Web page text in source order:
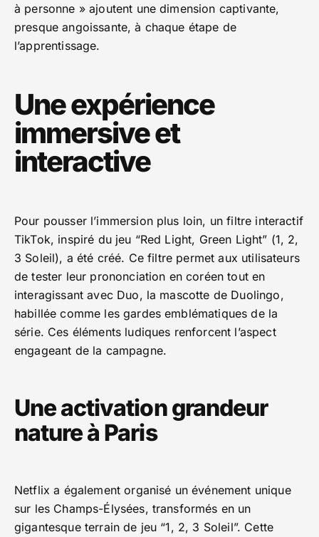
à personne » ajoutent une dimension captivante,
presque angoissante, à chaque étape de
l’apprentissage.
Une expérience
immersive et
interactive
Pour pousser l’immersion plus loin, un filtre interactif
TikTok, inspiré du jeu “Red Light, Green Light” (1, 2,
3 Soleil), a été créé. Ce filtre permet aux utilisateurs
de tester leur prononciation en coréen tout en
interagissant avec Duo, la mascotte de Duolingo,
habillée comme les gardes emblématiques de la
série. Ces éléments ludiques renforcent l’aspect
engageant de la campagne.
Une activation grandeur
nature à Paris
Netflix a également organisé un événement unique
sur les Champs-Élysées, transformés en un
gigantesque terrain de jeu “1, 2, 3 Soleil”. Cette